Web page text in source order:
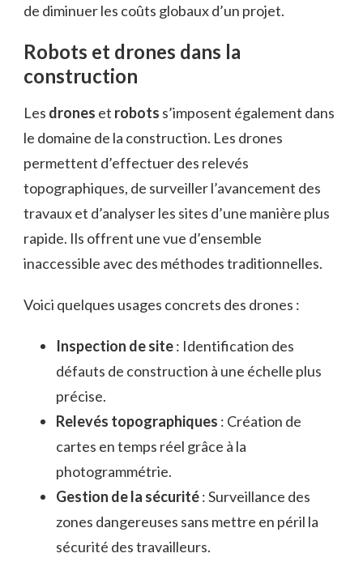
de diminuer les coûts globaux d’un projet.
Robots et drones dans la
construction
Les drones et robots s’imposent également dans
le domaine de la construction. Les drones
permettent d’effectuer des relevés
topographiques, de surveiller l’avancement des
travaux et d’analyser les sites d’une manière plus
rapide. Ils offrent une vue d’ensemble
inaccessible avec des méthodes traditionnelles.
Voici quelques usages concrets des drones :
Inspection de site: Identification des
défauts de construction à une échelle plus
précise.
Relevés topographiques : Création de
cartes en temps réel grâce à la
photogrammétrie.
Gestion de la sécurité: Surveillance des
zones dangereuses sans mettre en péril la
sécurité des travailleurs.